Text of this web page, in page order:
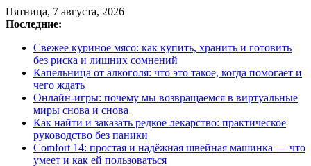
Пятница, 7 августа, 2026
Последние:
Свежее куриное мясо: как купить, хранить и готовить
без риска и лишних сомнений
Капельница от алкоголя: что это такое, когда помогает и
чего ждать
Онлайн-игры: почему мы возвращаемся в виртуальные
миры снова и снова
Как найти и заказать редкое лекарство: практическое
руководство без паники
Comfort 14: простая и надёжная швейная машинка — что
умеет и как ей пользоваться